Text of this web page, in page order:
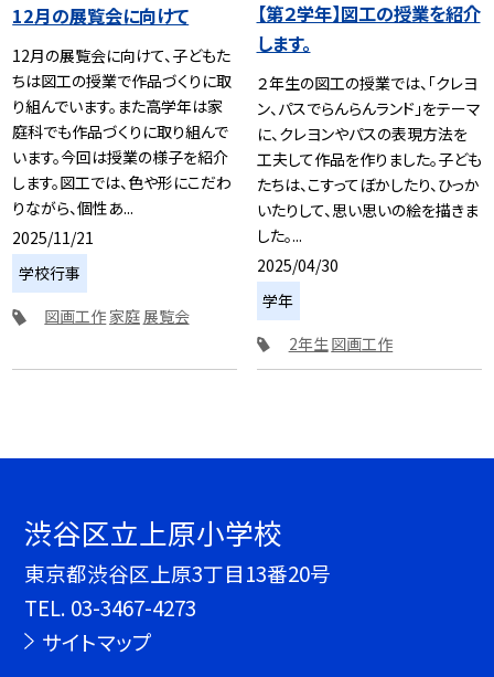
12月の展覧会に向けて
12月の展覧会に向けて、子どもた
ちは図工の授業で作品づくりに取
り組んでいます。また高学年は家
庭科でも作品づくりに取り組んで
います。今回は授業の様子を紹介
します。図工では、色や形にこだわ
りながら、個性あ...
2025/11/21
学校行事
図画工作 家庭 展覧会
【第２学年】図工の授業を紹介
します。
２年生の図工の授業では、「クレヨ
ン、パスでらんらんランド」をテーマ
に、クレヨンやパスの表現方法を
工夫して作品を作りました。子ども
たちは、こすってぼかしたり、ひっか
いたりして、思い思いの絵を描きま
した。...
2025/04/30
学年
2年生 図画工作
渋谷区立上原小学校
東京都渋谷区上原3丁目13番20号
TEL. 03-3467-4273
サイトマップ